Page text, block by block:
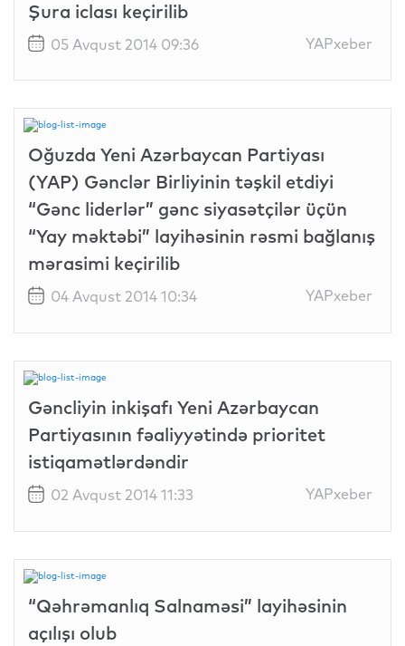
Şura iclası keçirilib
05 Avqust 2014 09:36 YAPxeber
Oğuzda Yeni Azərbaycan Partiyası
(YAP) Gənclər Birliyinin təşkil etdiyi
“Gənc liderlər” gənc siyasətçilər üçün
“Yay məktəbi” layihəsinin rəsmi bağlanış
mərasimi keçirilib
04 Avqust 2014 10:34 YAPxeber
Gəncliyin inkişafı Yeni Azərbaycan
Partiyasının fəaliyyətində prioritet
istiqamətlərdəndir
02 Avqust 2014 11:33 YAPxeber
“Qəhrəmanlıq Salnaməsi” layihəsinin
açılışı olub